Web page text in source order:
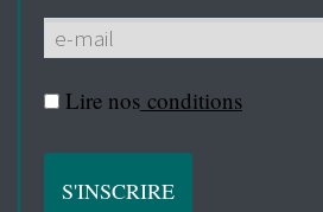
Lire nos conditions